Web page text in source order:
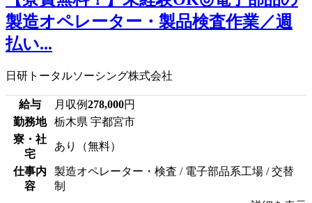
製造オペレーター・製品検査作業／週
払い...
日研トータルソーシング株式会社
給与 月収例278,000円
勤務地
栃木県 宇都宮市
寮・社
宅
あり（無料）
仕事内
容
製造オペレーター・検査 / 電子部品系工場 / 交替
制